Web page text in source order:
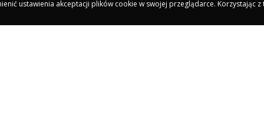
ustawienia akceptacji plików cookie w swojej przeglądarce. Korzystając z